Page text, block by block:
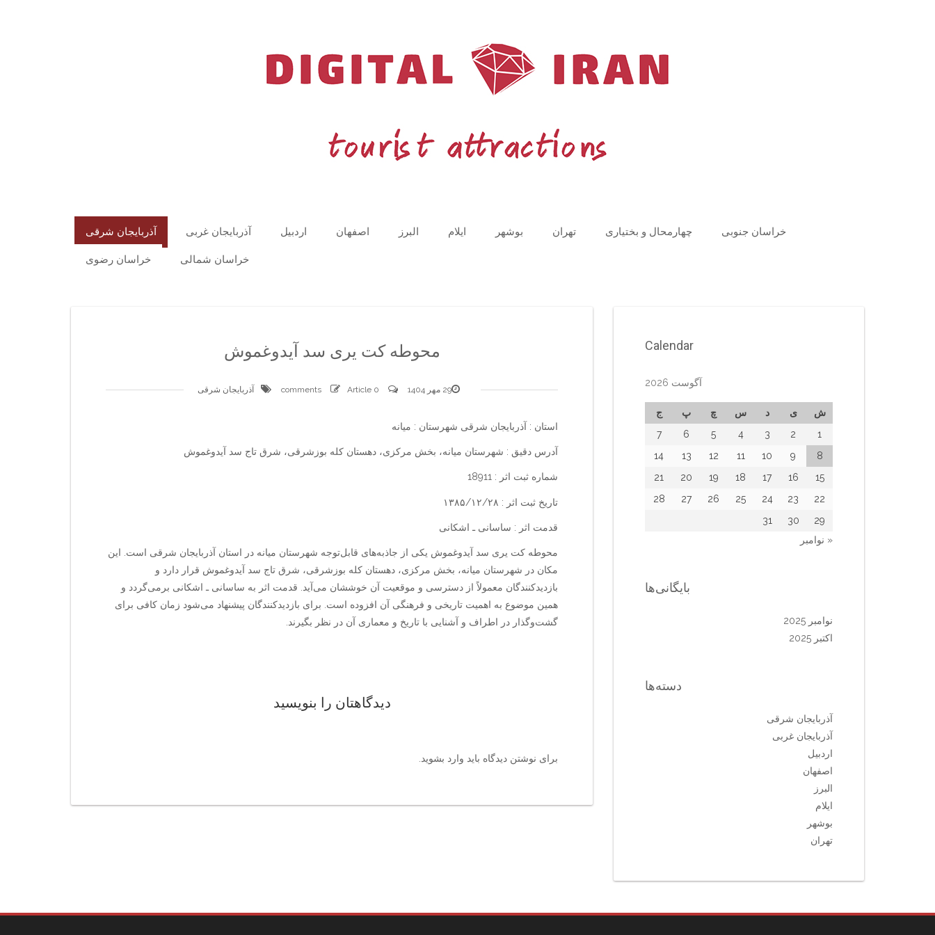
آذربایجان شرقی آذربایجان غربی اردبیل اصفهان البرز ایلام بوشهر تهران چهارمحال و بختیاری خراسان جنوبی
خراسان رضوی خراسان شمالی
محوطه کت یری سد آیدوغموش
29 مهر 1404 0 comments
Article آذربایجان شرقی
استان : آذربایجان شرقی شهرستان : میانه
آدرس دقیق : شهرستان میانه، بخش مرکزی، دهستان کله بوزشرقی، شرق تاج سد آیدوغموش
شماره ثبت اثر : 18911
تاریخ ثبت اثر : ۱۳۸۵/۱۲/۲۸
قدمت اثر : ساسانی ـ اشکانی
محوطه کت یری سد آیدوغموش یکی از جاذبه‌های قابل‌توجه شهرستان میانه در استان آذربایجان شرقی است. این
مکان در شهرستان میانه، بخش مرکزی، دهستان کله بوزشرقی، شرق تاج سد آیدوغموش قرار دارد و
بازدیدکنندگان معمولاً از دسترسی و موقعیت آن خوششان می‌آید. قدمت اثر به ساسانی ـ اشکانی برمی‌گردد و
همین موضوع به اهمیت تاریخی و فرهنگی آن افزوده است. برای بازدیدکنندگان پیشنهاد می‌شود زمان کافی برای
گشت‌وگذار در اطراف و آشنایی با تاریخ و معماری آن در نظر بگیرند.
دیدگاهتان را بنویسید
برای نوشتن دیدگاه باید وارد بشوید
Calendar
آگوست 2026
ش ی د س چ پ
ج
1
2
3
4
5
6
7
8
9
10
11
12
13
14
15
16
17
18
19
20
21
22
23
24
25
26
27
28
29
30
31
« نوامبر
بایگانی‌ها
نوامبر 2025
اکتبر 2025
دسته‌ها
آذربایجان شرقی
آذربایجان غربی
اردبیل
اصفهان
البرز
ایلام
بوشهر
تهران